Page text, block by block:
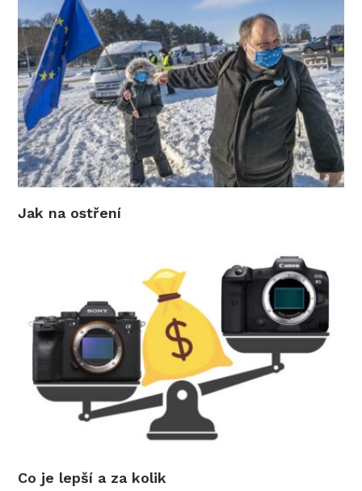
Jak na ostření
Co je lepší a za kolik